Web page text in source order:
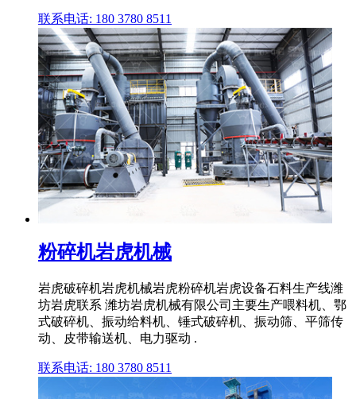
联系电话: 180 3780 8511
粉碎机岩虎机械
岩虎破碎机岩虎机械岩虎粉碎机岩虎设备石料生产线潍
坊岩虎联系 潍坊岩虎机械有限公司主要生产喂料机、鄂
式破碎机、振动给料机、锤式破碎机、振动筛、平筛传
动、皮带输送机、电力驱动 .
联系电话: 180 3780 8511